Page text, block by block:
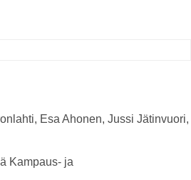
Esa Ahonen, Jussi Jätinvuori,
Kampaus- ja